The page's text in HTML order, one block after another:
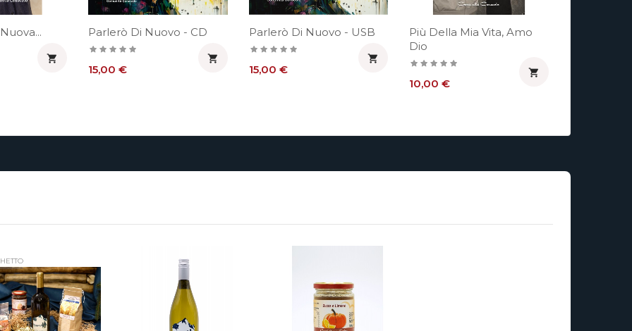

Parlerò Di Nuovo - CD
Prezzo
15,00 €

Parlerò Di Nuovo - USB
Prezzo
15,00 €

Più Della Mia Vita, Amo
Dio
Prezzo
10,00 €
